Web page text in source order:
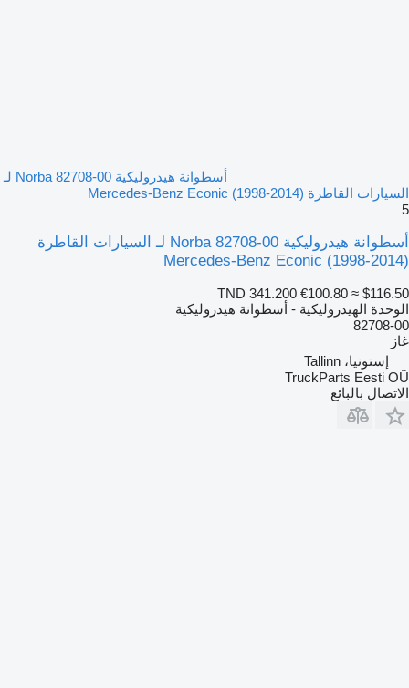
أسطوانة هيدروليكية Norba 82708-00 لـ
السيارات القاطرة Mercedes-Benz Econic (1998-2014)
5
أسطوانة هيدروليكية Norba 82708-00 لـ السيارات القاطرة
Mercedes-Benz Econic (1998-2014)
TND 341.200 €100.80 ≈ $116.50
الوحدة الهيدروليكية - أسطوانة هيدروليكية
82708-00
غاز
إستونيا، Tallinn
TruckParts Eesti OÜ
الاتصال بالبائع